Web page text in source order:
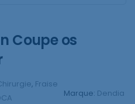
Coupe os
, Fraise
Marque: Dendia